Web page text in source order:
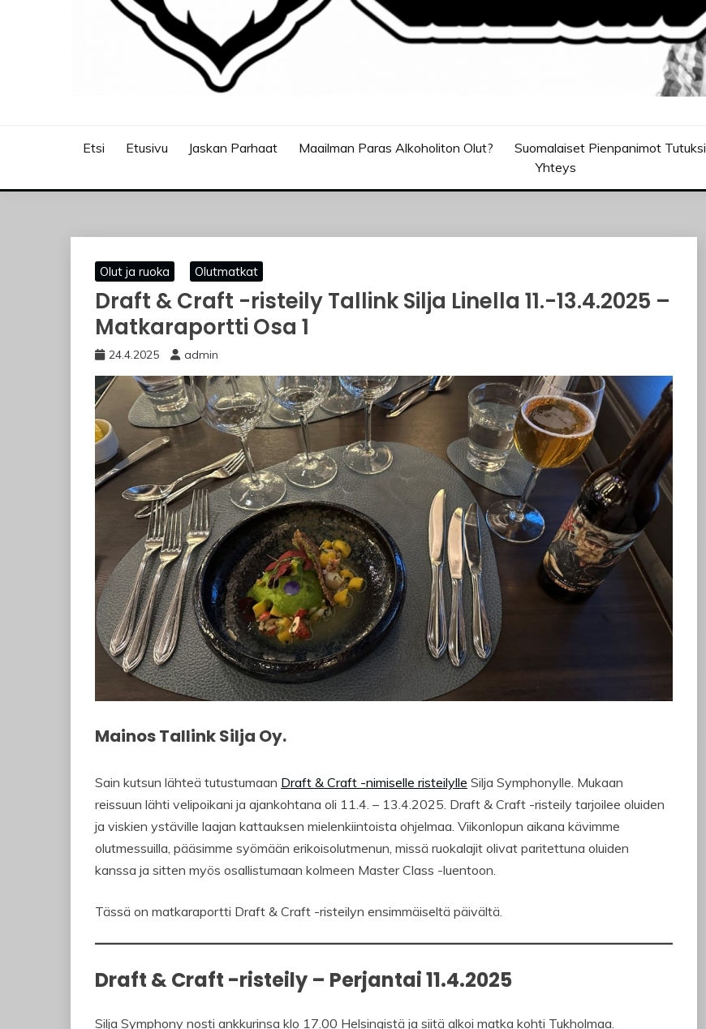
Etsi Etusivu Jaskan Parhaat Maailman Paras Alkoholiton Olut? Suomalaiset Pienpanimot Tutuksi
Yhteys
Olut ja ruoka Olutmatkat
Draft & Craft -risteily Tallink Silja Linella 11.-13.4.2025 –
Matkaraportti Osa 1
24.4.2025 admin
Mainos Tallink Silja Oy.
Sain kutsun lähteä tutustumaan Draft & Craft -nimiselle risteilylle Silja Symphonylle. Mukaan
reissuun lähti velipoikani ja ajankohtana oli 11.4. – 13.4.2025. Draft & Craft -risteily tarjoilee oluiden
ja viskien ystäville laajan kattauksen mielenkiintoista ohjelmaa. Viikonlopun aikana kävimme
olutmessuilla, pääsimme syömään erikoisolutmenun, missä ruokalajit olivat paritettuna oluiden
kanssa ja sitten myös osallistumaan kolmeen Master Class -luentoon.
Tässä on matkaraportti Draft & Craft -risteilyn ensimmäiseltä päivältä.
Draft & Craft -risteily – Perjantai 11.4.2025
Silja Symphony nosti ankkurinsa klo 17.00 Helsingistä ja siitä alkoi matka kohti Tukholmaa.